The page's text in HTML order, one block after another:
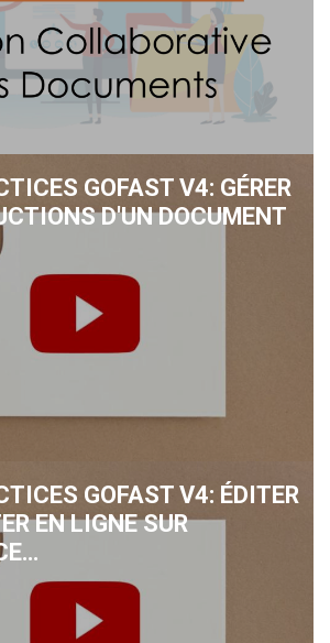
GOFAST V4: GÉRER
D'UN DOCUMENT
GOFAST V4: ÉDITER
EN LIGNE SUR